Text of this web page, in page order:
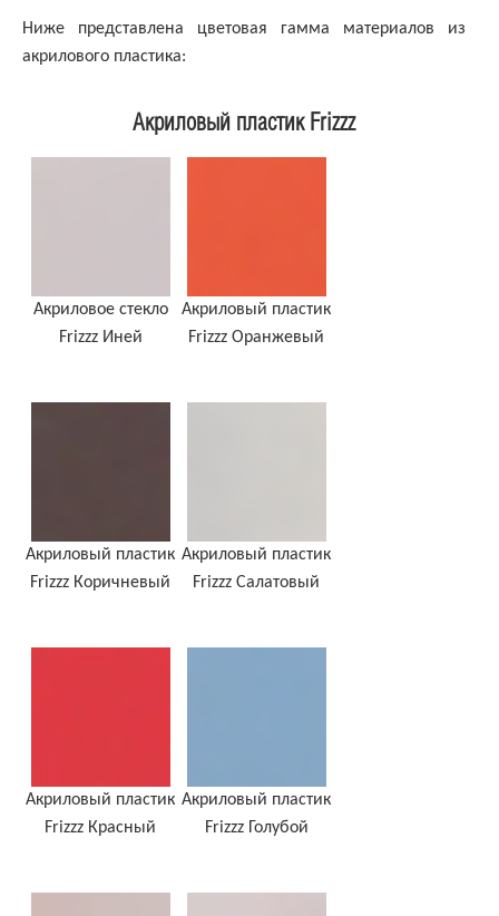
Ниже представлена цветовая гамма материалов из
акрилового пластика:
Акриловый пластик Frizzz
Акриловое стекло
Frizzz Иней
Акриловый пластик
Frizzz Оранжевый
Акриловый пластик
Frizzz Коричневый
Акриловый пластик
Frizzz Салатовый
Акриловый пластик
Frizzz Красный
Акриловый пластик
Frizzz Голубой